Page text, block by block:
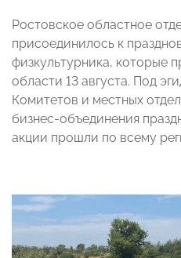
Ростовское областное
присоединилось к
физкультурника, которые
области 13 августа. Под
Комитетов и местных
бизнес-объединения
акции прошли по всему